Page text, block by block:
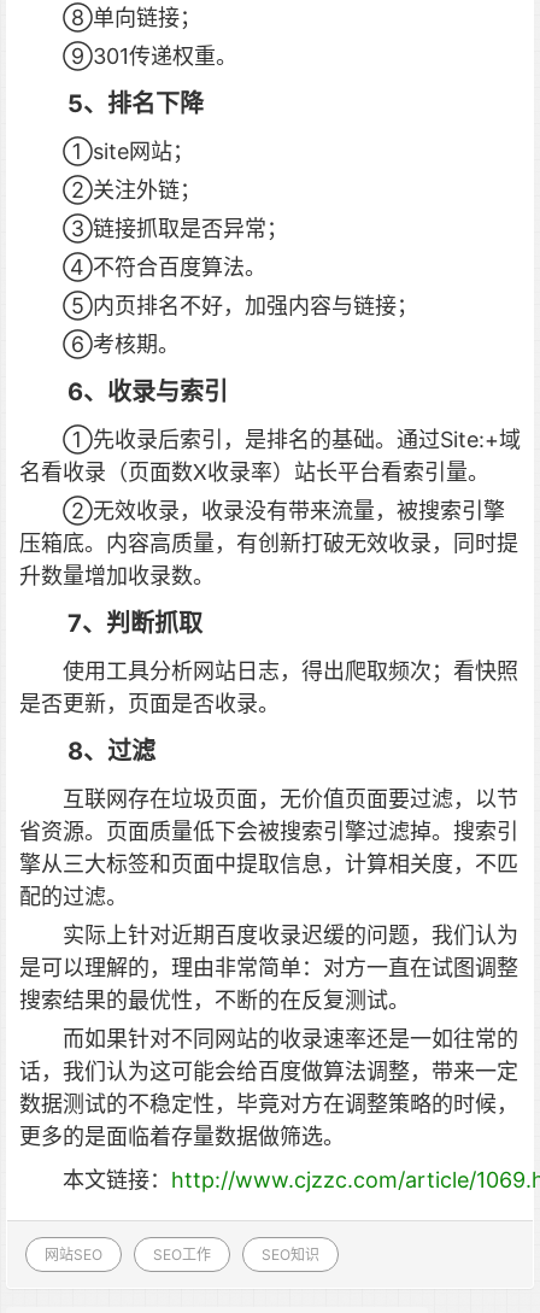
⑧单向链接；
⑨301传递权重。
5、排名下降
①site网站；
②关注外链；
③链接抓取是否异常；
④不符合百度算法。
⑤内页排名不好，加强内容与链接；
⑥考核期。
6、收录与索引
①先收录后索引，是排名的基础。通过Site:+域
名看收录（页面数X收录率）站长平台看索引量。
②无效收录，收录没有带来流量，被搜索引擎
压箱底。内容高质量，有创新打破无效收录，同时提
升数量增加收录数。
7、判断抓取
使用工具分析网站日志，得出爬取频次；看快照
是否更新，页面是否收录。
8、过滤
互联网存在垃圾页面，无价值页面要过滤，以节
省资源。页面质量低下会被搜索引擎过滤掉。搜索引
擎从三大标签和页面中提取信息，计算相关度，不匹
配的过滤。
实际上针对近期百度收录迟缓的问题，我们认为
是可以理解的，理由非常简单：对方一直在试图调整
搜索结果的最优性，不断的在反复测试。
而如果针对不同网站的收录速率还是一如往常的
话，我们认为这可能会给百度做算法调整，带来一定
数据测试的不稳定性，毕竟对方在调整策略的时候，
更多的是面临着存量数据做筛选。
本文链接： http://www.cjzzc.com/article/
网站SEO SEO工作 SEO知识